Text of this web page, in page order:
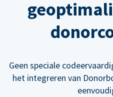
Geen speciale
het integreren van